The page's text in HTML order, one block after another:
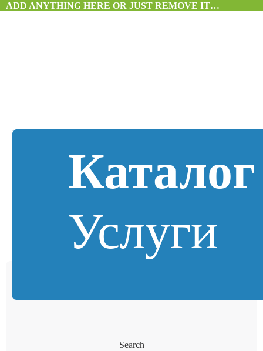
ADD ANYTHING HERE OR JUST REMOVE IT…
Каталог
Услуги
Search